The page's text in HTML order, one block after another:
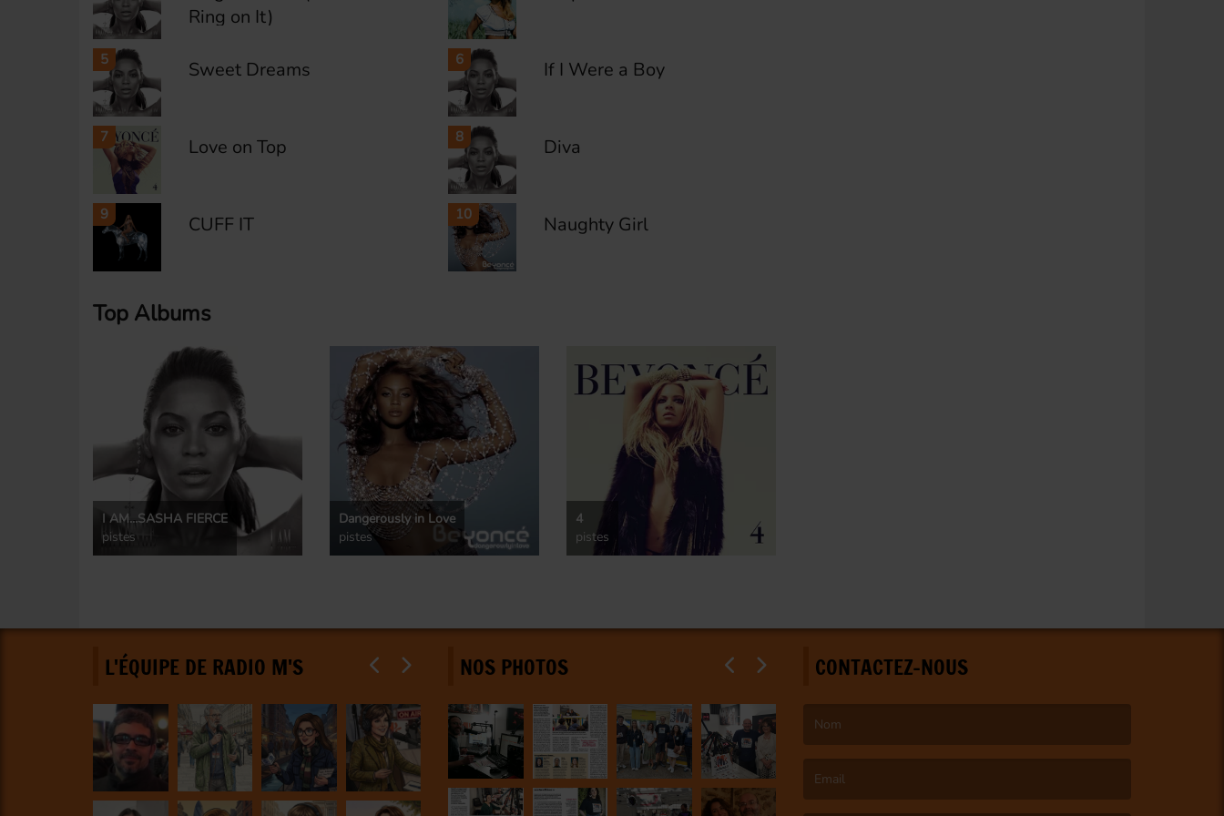
Ring on It)
5 Sweet Dreams 6 If I Were a Boy
7 Love on Top 8 Diva
9 CUFF IT 10 Naughty Girl
Top Albums
I AM...SASHA FIERCE
pistes
Dangerously in Love
pistes
4
pistes
L'ÉQUIPE DE RADIO M'S NOS PHOTOS CONTACTEZ-NOUS